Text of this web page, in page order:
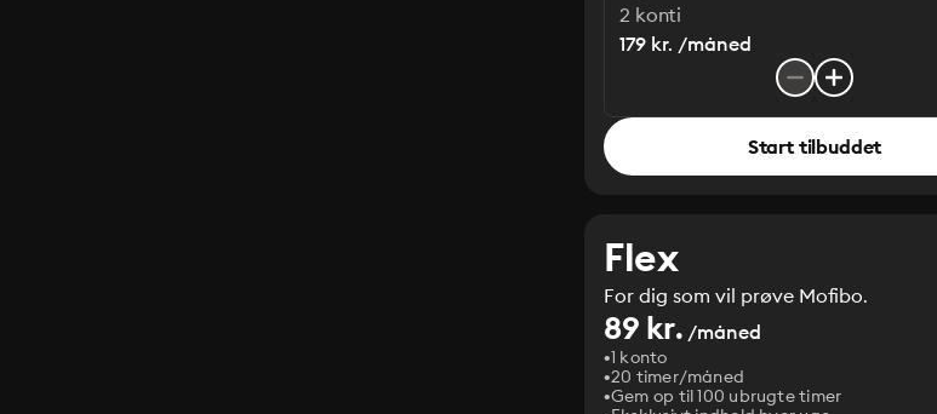
2 konti
179 kr. /måned
Start tilbuddet
Flex
For dig som vil prøve Mofibo.
89 kr. /måned
1 konto
20 timer/måned
Gem op til 100 ubrugte timer